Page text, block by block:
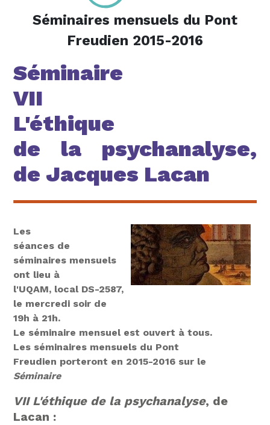
Séminaires mensuels du Pont
Freudien 2015-2016
Séminaire
VII
L'éthique
de la psychanalyse,
de Jacques Lacan
Les
séances de
séminaires mensuels
ont lieu à
l'UQAM, local DS-2587,
le mercredi soir de
19h à 21h.
Le séminaire mensuel est ouvert à tous.
Les séminaires mensuels du Pont
Freudien porteront en 2015-2016 sur le
Séminaire
VII L'éthique de la psychanalyse, de
Lacan :